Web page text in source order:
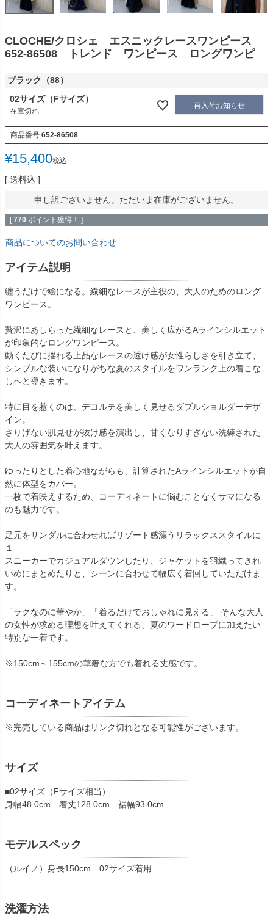
CLOCHE/クロシェ エスニックレースワンピース
652-86508 トレンド ワンピース ロングワンピ
ブラック（88）
02サイズ（Fサイズ）
在庫切れ
再入荷お知らせ
商品番号 652-86508
¥15,400税込
送料込
申し訳ございません。ただいま在庫がございません。
[ 770 ポイント獲得！ ]
商品についてのお問い合わせ
アイテム説明
纏うだけで絵になる。繊細なレースが主役の、大人のためのロング
ワンピース。
贅沢にあしらった繊細なレースと、美しく広がるAラインシルエット
が印象的なロングワンピース。
動くたびに揺れる上品なレースの透け感が女性らしさを引き立て、
シンプルな装いになりがちな夏のスタイルをワンランク上の着こな
しへと導きます。
特に目を惹くのは、デコルテを美しく見せるダブルショルダーデザ
イン。
さりげない肌見せが抜け感を演出し、甘くなりすぎない洗練された
大人の雰囲気を叶えます。
ゆったりとした着心地ながらも、計算されたAラインシルエットが自
然に体型をカバー。
一枚で着映えするため、コーディネートに悩むことなくサマになる
のも魅力です。
足元をサンダルに合わせればリゾート感漂うリラックススタイルに
１
スニーカーでカジュアルダウンしたり、ジャケットを羽織ってきれ
いめにまとめたりと、シーンに合わせて幅広く着回していただけま
す。
「ラクなのに華やか」「着るだけでおしゃれに見える」 そんな大人
の女性が求める理想を叶えてくれる、夏のワードローブに加えたい
特別な一着です。
※150cm～155cmの華奢な方でも着れる丈感です。
コーディネートアイテム
※完売している商品はリンク切れとなる可能性がございます。
サイズ
■02サイズ（Fサイズ相当）
身幅48.0cm 着丈128.0cm 裾幅93.0cm
モデルスペック
（ルイノ）身長150cm 02サイズ着用
洗濯方法